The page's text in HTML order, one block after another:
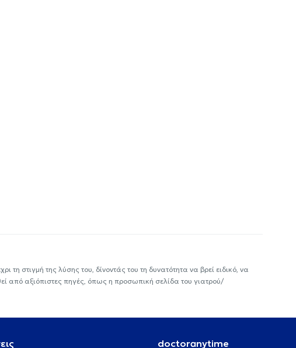
στιγμή της λύσης του, δίνοντάς του τη δυνατότητα να βρεί ειδικό, να
από αξιόπιστες πηγές, όπως η προσωπική σελίδα του γιατρού/
doctoranytime